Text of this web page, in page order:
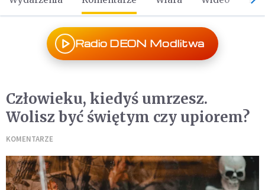
Radio DEON Modlitwa
Człowieku, kiedyś umrzesz.
Wolisz być świętym czy upiorem?
KOMENTARZE